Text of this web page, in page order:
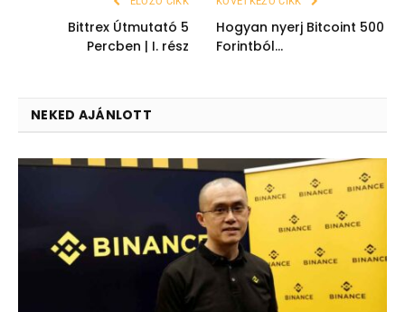
Bittrex Útmutató 5
Percben | I. rész
Hogyan nyerj Bitcoint 500
Forintból…
NEKED AJÁNLOTT